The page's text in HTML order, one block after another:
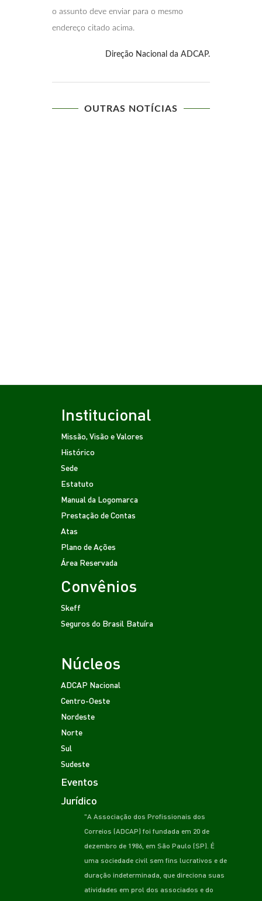
o assunto deve enviar para o mesmo
endereço citado acima.
Direção Nacional da ADCAP.
OUTRAS NOTÍCIAS
Institucional
Missão, Visão e Valores
Histórico
Sede
Estatuto
Manual da Logomarca
Prestação de Contas
Atas
Plano de Ações
Área Reservada
Convênios
Skeff
Seguros do Brasil Batuíra
Núcleos
ADCAP Nacional
Centro-Oeste
Nordeste
Norte
Sul
Sudeste
Eventos
Jurídico
"A Associação dos Profissionais dos
Correios (ADCAP) foi fundada em 20 de
dezembro de 1986, em São Paulo (SP). É
uma sociedade civil sem fins lucrativos e de
duração indeterminada, que direciona suas
atividades em prol dos associados e do